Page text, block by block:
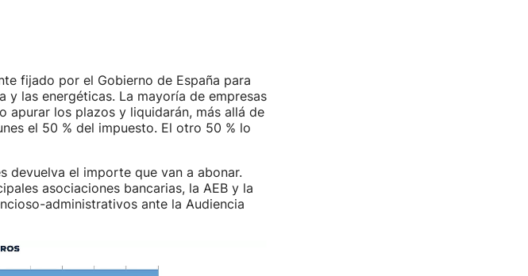
fijado por el Gobierno de España para
las energéticas. La mayoría de empresas
apurar los plazos y liquidarán, más allá de
el 50 % del impuesto. El otro 50 % lo
devuelva el importe que van a abonar.
asociaciones bancarias, la AEB y la
administrativos ante la Audiencia